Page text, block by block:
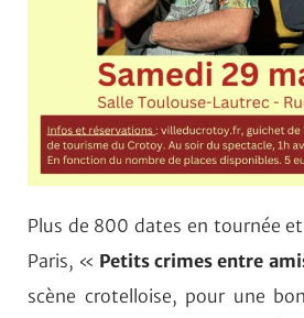
Plus de 800 dates en tournée
Paris, « Petits crimes entre
scène crotelloise, pour une